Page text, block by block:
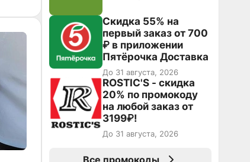
Скидка 55% на
первый заказ от 700
₽ в приложении
Пятёрочка Доставка
До 31 августа, 2026
ROSTIC'S - скидка
20% по промокоду
на любой заказ от
3199₽!
До 31 августа, 2026
Все промокоды